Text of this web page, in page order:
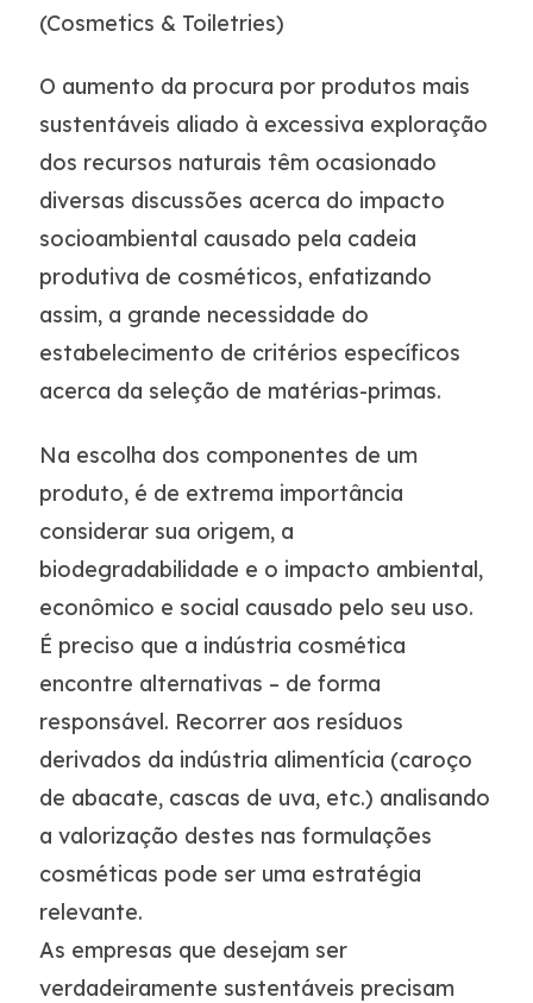
(Cosmetics & Toiletries)
O aumento da procura por produtos mais
sustentáveis aliado à excessiva exploração
dos recursos naturais têm ocasionado
diversas discussões acerca do impacto
socioambiental causado pela cadeia
produtiva de cosméticos, enfatizando
assim, a grande necessidade do
estabelecimento de critérios específicos
acerca da seleção de matérias-primas.
Na escolha dos componentes de um
produto, é de extrema importância
considerar sua origem, a
biodegradabilidade e o impacto ambiental,
econômico e social causado pelo seu uso.
É preciso que a indústria cosmética
encontre alternativas – de forma
responsável. Recorrer aos resíduos
derivados da indústria alimentícia (caroço
de abacate, cascas de uva, etc.) analisando
a valorização destes nas formulações
cosméticas pode ser uma estratégia
relevante.
As empresas que desejam ser
verdadeiramente sustentáveis precisam